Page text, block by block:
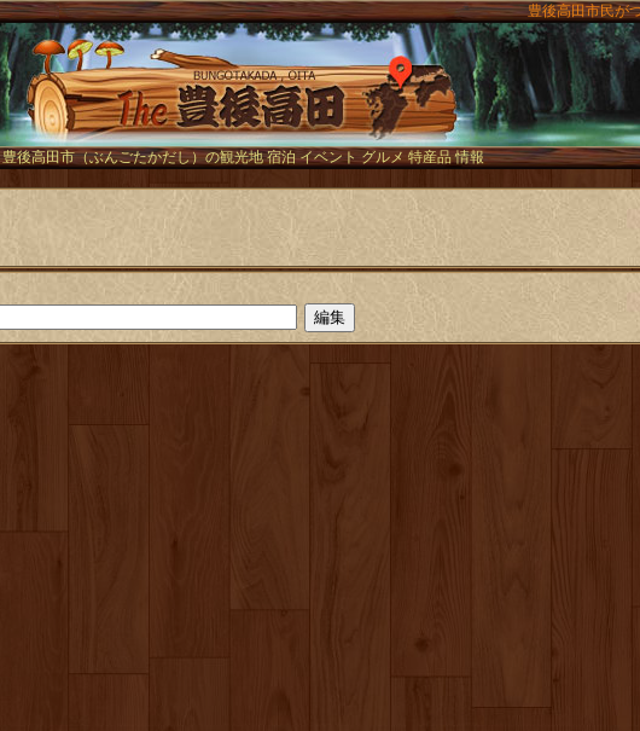
豊後高田市民が
The豊後高田
豊後高田市（ぶんごたかだし）の観光地 宿泊 イベント グルメ 特産品 情報